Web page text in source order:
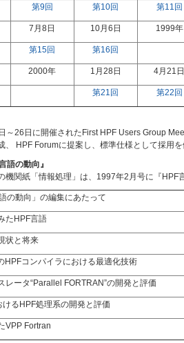
第9回 第10回 第11回
7月8日 10月6日 1999年
第15回 第16回
2000年 1月28日 4月21日
第21回 第22回
～26日に開催されたFirst HPF Users Group
、 HPF Forumに提案し、標準仕様として採用を
語の動向』
機関紙「情報処理」は、1997年2月号に『HPF
の動向」の編集にあたって
たHPF言語
状と将来
HPFコンパイラにおける最適化技術
レータ“Parallel FORTRAN”の開発と評価
るHPF処理系の開発と評価
VPP Fortran